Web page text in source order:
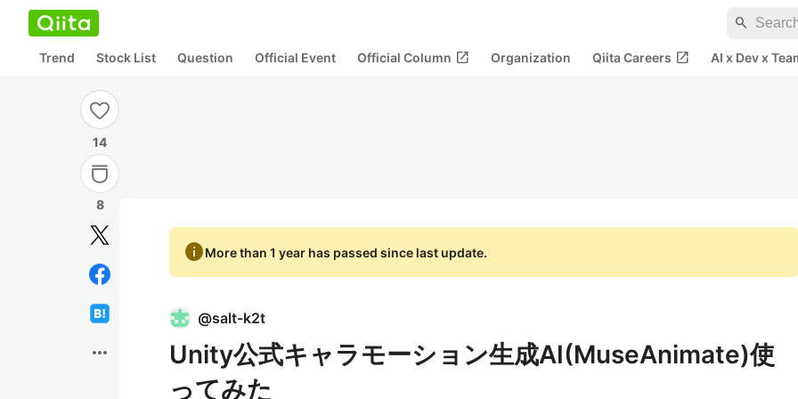
search
Trend Stock List Question Official Event Official Column open_in_new Organization Qiita Careers open_in_new AI x Dev x
14
8
more_horiz
infoMore than 1 year has passed since last update.
@salt-k2t
Unity公式キャラモーション生成AI(MuseAnimate)使
ってみた